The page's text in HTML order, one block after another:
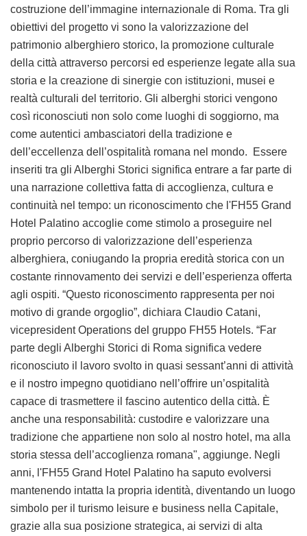
costruzione dell’immagine internazionale di Roma. Tra gli
obiettivi del progetto vi sono la valorizzazione del
patrimonio alberghiero storico, la promozione culturale
della città attraverso percorsi ed esperienze legate alla sua
storia e la creazione di sinergie con istituzioni, musei e
realtà culturali del territorio. Gli alberghi storici vengono
così riconosciuti non solo come luoghi di soggiorno, ma
come autentici ambasciatori della tradizione e
dell’eccellenza dell’ospitalità romana nel mondo. Essere
inseriti tra gli Alberghi Storici significa entrare a far parte di
una narrazione collettiva fatta di accoglienza, cultura e
continuità nel tempo: un riconoscimento che l'FH55 Grand
Hotel Palatino accoglie come stimolo a proseguire nel
proprio percorso di valorizzazione dell’esperienza
alberghiera, coniugando la propria eredità storica con un
costante rinnovamento dei servizi e dell’esperienza offerta
agli ospiti. “Questo riconoscimento rappresenta per noi
motivo di grande orgoglio”, dichiara Claudio Catani,
vicepresident Operations del gruppo FH55 Hotels. “Far
parte degli Alberghi Storici di Roma significa vedere
riconosciuto il lavoro svolto in quasi sessant’anni di attività
e il nostro impegno quotidiano nell’offrire un’ospitalità
capace di trasmettere il fascino autentico della città. È
anche una responsabilità: custodire e valorizzare una
tradizione che appartiene non solo al nostro hotel, ma alla
storia stessa dell’accoglienza romana", aggiunge. Negli
anni, l'FH55 Grand Hotel Palatino ha saputo evolversi
mantenendo intatta la propria identità, diventando un luogo
simbolo per il turismo leisure e business nella Capitale,
grazie alla sua posizione strategica, ai servizi di alta